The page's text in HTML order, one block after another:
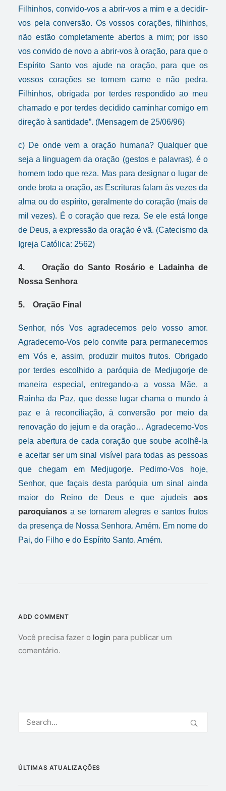
Filhinhos, convido-vos a abrir-vos a mim e a decidir-
vos pela conversão. Os vossos corações, filhinhos,
não estão completamente abertos a mim; por isso
vos convido de novo a abrir-vos à oração, para que o
Espírito Santo vos ajude na oração, para que os
vossos corações se tornem carne e não pedra.
Filhinhos, obrigada por terdes respondido ao meu
chamado e por terdes decidido caminhar comigo em
direção à santidade”. (Mensagem de 25/06/96)
c) De onde vem a oração humana? Qualquer que
seja a linguagem da oração (gestos e palavras), é o
homem todo que reza. Mas para designar o lugar de
onde brota a oração, as Escrituras falam às vezes da
alma ou do espírito, geralmente do coração (mais de
mil vezes). É o coração que reza. Se ele está longe
de Deus, a expressão da oração é vã. (Catecismo da
Igreja Católica: 2562)
4. Oração do Santo Rosário e Ladainha de
Nossa Senhora
5. Oração Final
Senhor, nós Vos agradecemos pelo vosso amor.
Agradecemo-Vos pelo convite para permanecermos
em Vós e, assim, produzir muitos frutos. Obrigado
por terdes escolhido a paróquia de Medjugorje de
maneira especial, entregando-a a vossa Mãe, a
Rainha da Paz, que desse lugar chama o mundo à
paz e à reconciliação, à conversão por meio da
renovação do jejum e da oração… Agradecemo-Vos
pela abertura de cada coração que soube acolhê-la
e aceitar ser um sinal visível para todas as pessoas
que chegam em Medjugorje. Pedimo-Vos hoje,
Senhor, que façais desta paróquia um sinal ainda
maior do Reino de Deus e que ajudeis aos
paroquianos a se tornarem alegres e santos frutos
da presença de Nossa Senhora. Amém. Em nome do
Pai, do Filho e do Espírito Santo. Amém.
ADD COMMENT
Você precisa fazer o login para publicar um
comentário.
ÚLTIMAS ATUALIZAÇÕES